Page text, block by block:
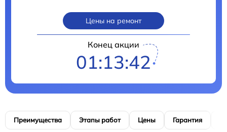
Цены на ремонт
Конец акции
01:13:41
Преимущества Этапы работ Цены Гарантия